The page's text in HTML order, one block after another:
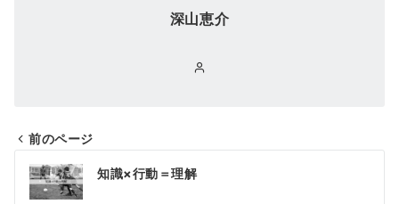
深山恵介
投
稿
前のページ
知識×行動＝理解